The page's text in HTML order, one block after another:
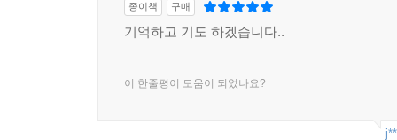
종이책 구매
기억하고 기도 하겠습니다..
이 한줄평이 도움이 되었나요?